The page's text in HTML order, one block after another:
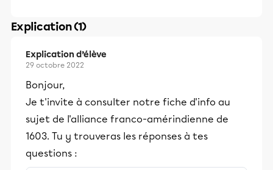
Explication (1)
Explication d’élève
29 octobre 2022
Bonjour,
Je t'invite à consulter notre fiche d'info au
sujet de l'alliance franco-amérindienne de
1603. Tu y trouveras les réponses à tes
questions :